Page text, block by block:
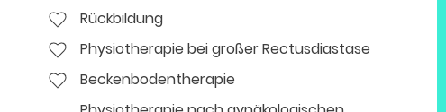
Rückbildung
Physiotherapie bei großer Rectusdiastase
Beckenbodentherapie